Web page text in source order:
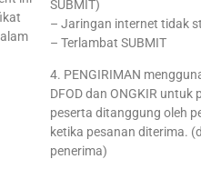
SUBMIT)
– Jaringan internet tidak
– Terlambat SUBMIT
4. PENGIRIMAN
DFOD dan ONGKIR untuk
peserta ditanggung oleh
ketika pesanan diterima.
penerima)